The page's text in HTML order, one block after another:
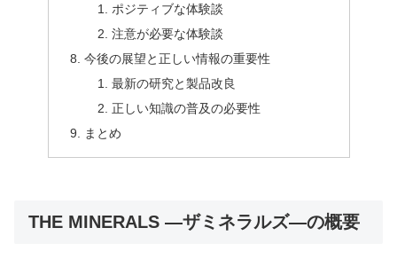
ポジティブな体験談
注意が必要な体験談
今後の展望と正しい情報の重要性
最新の研究と製品改良
正しい知識の普及の必要性
まとめ
THE MINERALS ―ザミネラルズ―の概要